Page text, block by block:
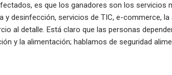
es que los ganadores son los servicios
y desinfección, servicios de TIC, e-commerce, la
al detalle. Está claro que las personas
y la alimentación; hablamos de seguridad